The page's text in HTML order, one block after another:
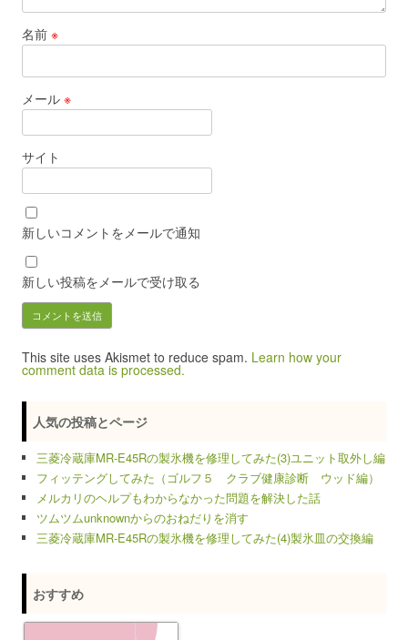
名前 ※
メール ※
サイト
新しいコメントをメールで通知
新しい投稿をメールで受け取る
This site uses Akismet to reduce spam. Learn how your
comment data is processed.
人気の投稿とページ
三菱冷蔵庫MR-E45Rの製氷機を修理してみた(3)ユニット取外し編
フィッテングしてみた（ゴルフ５ クラブ健康診断 ウッド編）
メルカリのヘルプもわからなかった問題を解決した話
ツムツムunknownからのおねだりを消す
三菱冷蔵庫MR-E45Rの製氷機を修理してみた(4)製氷皿の交換編
おすすめ